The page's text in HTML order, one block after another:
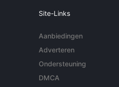
Site-Links
Aanbiedingen
Adverteren
Ondersteuning
DMCA